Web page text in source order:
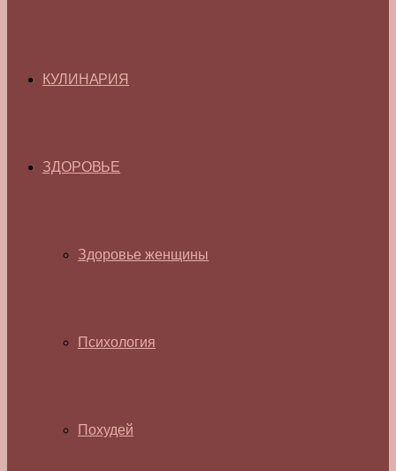
КУЛИНАРИЯ
ЗДОРОВЬЕ
Здоровье женщины
Психология
Похудей